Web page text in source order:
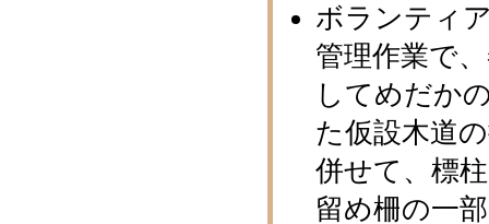
ボランティ
管理作業で
してめだか
た仮設木道
併せて、標
留め柵の一